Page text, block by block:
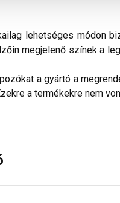
lehetséges módon
megjelenő színek a
a gyártó a
a termékekre nem